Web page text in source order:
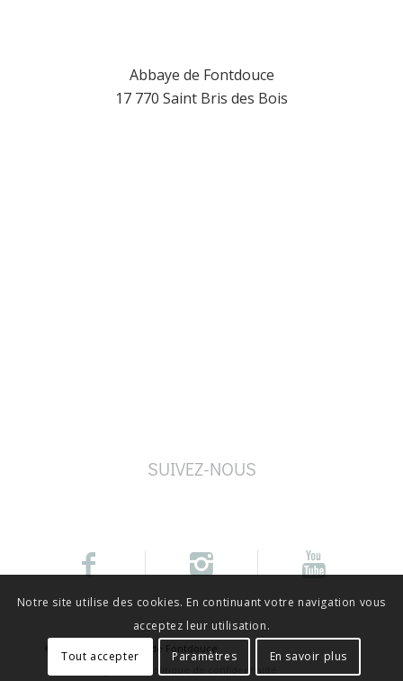
Abbaye de Fontdouce
17 770 Saint Bris des Bois
SUIVEZ-NOUS
© Copyright - Abbaye de Fontdouce
Politique de confidentialité
Notre site utilise des cookies. En continuant votre navigation vous
acceptez leur utilisation.
Tout accepter Paramètres En savoir plus